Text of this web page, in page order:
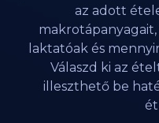
az adott
laktatóak és
Válaszd ki az
illeszthető be